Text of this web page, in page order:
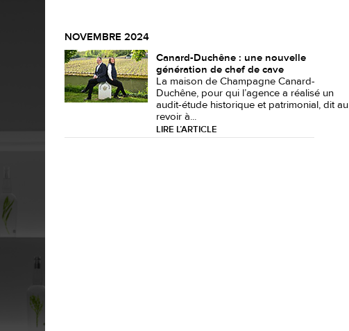
NOVEMBRE 2024
Canard-Duchêne : une nouvelle
génération de chef de cave
La maison de Champagne Canard-
Duchêne, pour qui l’agence a réalisé un
audit-étude historique et patrimonial, dit au
revoir à...
LIRE L’ARTICLE